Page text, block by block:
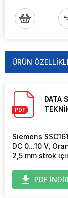
ÜRÜN
DATA
Siemens
DC 0...10 V,
2,5 mm strok
PDF İNDİR